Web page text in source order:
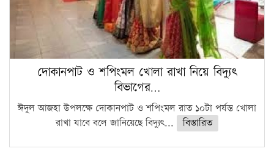
দোকানপাট ও শপিংমল খোলা রাখা নিয়ে বিদ্যুৎ
বিভাগের…
ঈদুল আজহা উপলক্ষে দোকানপাট ও শপিংমল রাত ১০টা পর্যন্ত খোলা
রাখা যাবে বলে জানিয়েছে বিদ্যুৎ...
বিস্তারিত